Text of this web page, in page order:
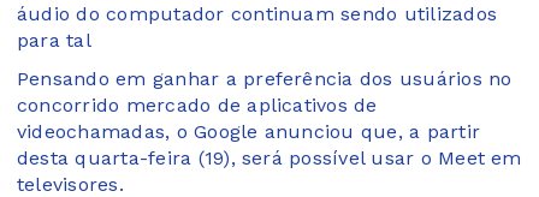
áudio do computador continuam sendo utilizados
para tal
Pensando em ganhar a preferência dos usuários no
concorrido mercado de aplicativos de
videochamadas, o Google anunciou que, a partir
desta quarta-feira (19), será possível usar o Meet em
televisores.